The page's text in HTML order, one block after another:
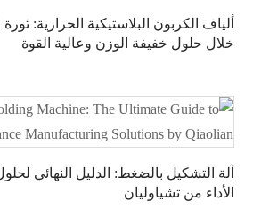
ألياف الكربون البلاستيكية الحرارية:
خلال حلول خفيفة الوزن وعالية القوة
آلة التشكيل بالضغط: الدليل النهائي
الأداء من تشياوليان